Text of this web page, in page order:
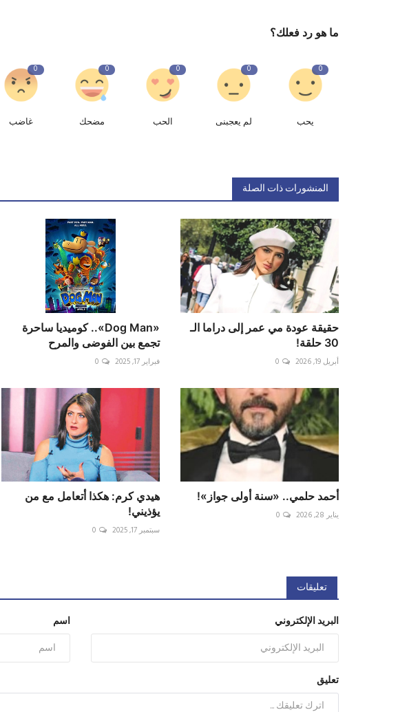
ما هو رد فعلك؟
0
يحب
0
لم يعجبنى
0
الحب
0
مضحك
0
غاضب
المنشورات ذات الصلة
حقيقة عودة مي عمر إلى دراما الـ
30 حلقة!
أبريل 19, 2026 0
«Dog Man».. كوميديا ساحرة
تجمع بين الفوضى والمرح
فبراير 17, 2025 0
أحمد حلمي.. «سنة أولى جواز»!
يناير 28, 2026 0
هيدي كرم: هكذا أتعامل مع من
يؤذيني!
سبتمبر 17, 2025 0
تعليقات
اسم البريد الإلكتروني
تعليق